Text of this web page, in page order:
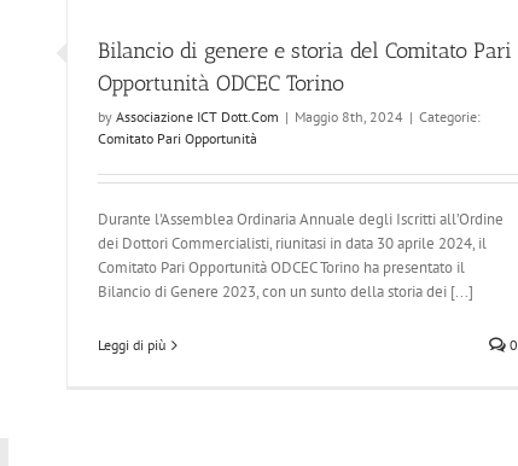
Bilancio di genere e storia del Comitato Pari
Opportunità ODCEC Torino
by Associazione ICT Dott.Com | Maggio 8th, 2024 | Categorie:
Comitato Pari Opportunità
Durante l'Assemblea Ordinaria Annuale degli Iscritti all’Ordine
dei Dottori Commercialisti, riunitasi in data 30 aprile 2024, il
Comitato Pari Opportunità ODCEC Torino ha presentato il
Bilancio di Genere 2023, con un sunto della storia dei [...]
Leggi di più 0